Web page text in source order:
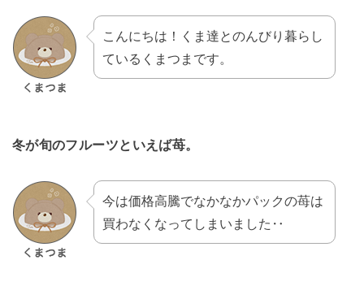
こんにちは！くま達とのんびり暮らし
ているくまつまです。
冬が旬のフルーツといえば苺。
今は価格高騰でなかなかパックの苺は
買わなくなってしまいました‥